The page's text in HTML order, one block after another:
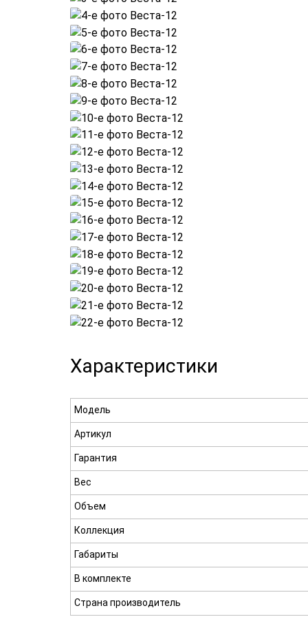
Характеристики
Модель
Артикул
Гарантия
Вес
Объем
Коллекция
Габариты
В комплекте
Страна производитель